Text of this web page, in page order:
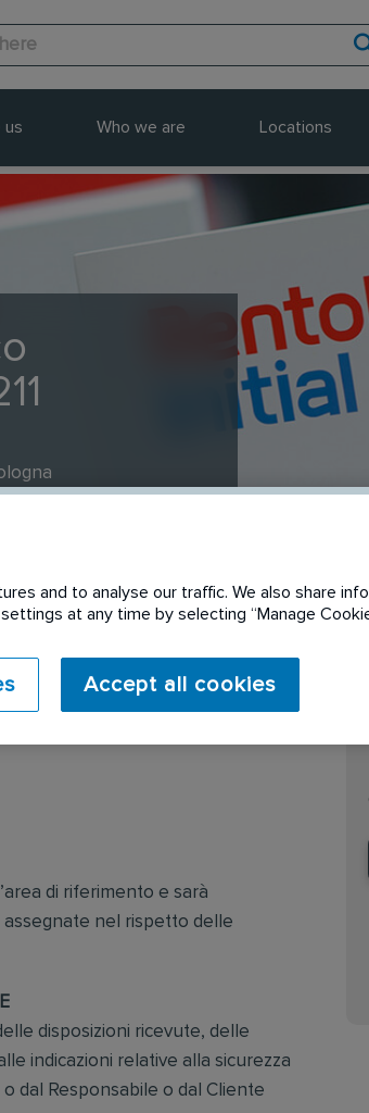
us Who we are Locations
di riferimento e sarà
nel rispetto delle
disposizioni ricevute, delle
indicazioni relative alla sicurezza
dal Responsabile o dal Cliente
and to analyse our traffic. We also share
at any time by selecting “Manage
Accept all cookies